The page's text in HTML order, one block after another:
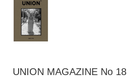
UNION MAGAZINE No 18